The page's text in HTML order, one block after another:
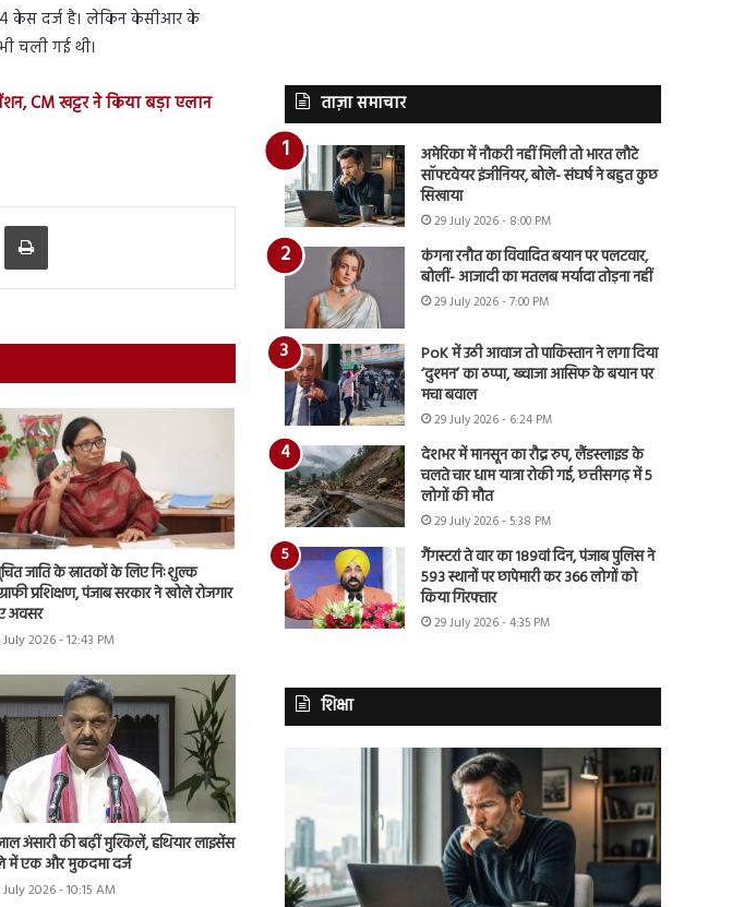
केस दर्ज है। लेकिन केसीआर के
चली गई थी।
CM खट्टर ने किया बड़ा एलान
via Email Print
जाति के स्नातकों के लिए निःशुल्क
प्रशिक्षण, पंजाब सरकार ने खोले रोजगार
अवसर
July 2026 - 12:43 PM
अंसारी की बढ़ीं मुश्किलें, हथियार लाइसेंस
में एक और मुकदमा दर्ज
July 2026 - 10:15 AM
ताज़ा समाचार
अमेरिका में नौकरी नहीं मिली तो भारत लौटे
सॉफ्टवेयर इंजीनियर, बोले- संघर्ष ने बहुत कुछ
सिखाया
29 July 2026 - 8:00 PM
कंगना रनौत का विवादित बयान पर पलटवार,
बोलीं- आजादी का मतलब मर्यादा तोड़ना नहीं
29 July 2026 - 7:00 PM
PoK में उठी आवाज तो पाकिस्तान ने लगा दिया
‘दुश्मन’ का ठप्पा, ख्वाजा आसिफ के बयान पर
मचा बवाल
29 July 2026 - 6:24 PM
देशभर में मानसून का रौद्र रुप, लैंडस्लाइड के
चलते चार धाम यात्रा रोकी गई, छत्तीसगढ़ में 5
लोगों की मौत
29 July 2026 - 5:38 PM
गैंगस्टरां ते वार का 189वां दिन, पंजाब पुलिस ने
593 स्थानों पर छापेमारी कर 366 लोगों को
किया गिरफ्तार
29 July 2026 - 4:35 PM
शिक्षा